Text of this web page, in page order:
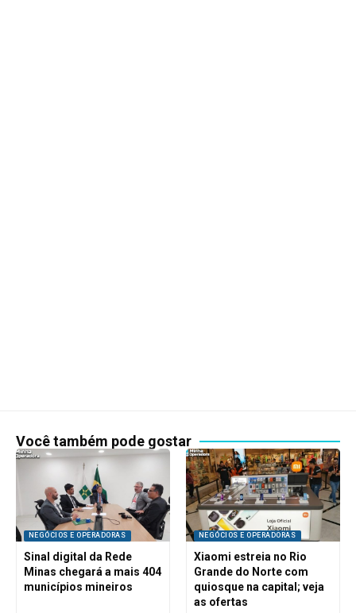
Você também pode gostar
NEGÓCIOS E OPERADORAS
Sinal digital da Rede
Minas chegará a mais 404
municípios mineiros
NEGÓCIOS E OPERADORAS
Xiaomi estreia no Rio
Grande do Norte com
quiosque na capital; veja
as ofertas